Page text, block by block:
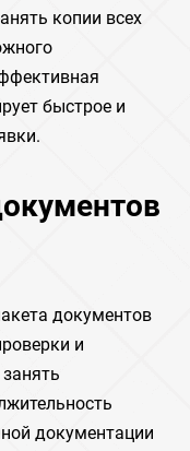
копии всех
быстрое и
документов
и
документации